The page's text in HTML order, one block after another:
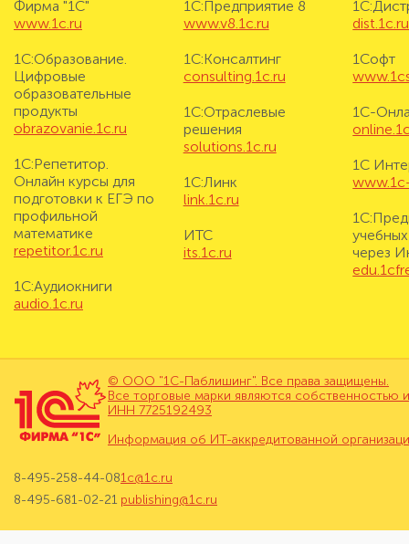
Фирма "1С"
www.1c.ru
1С:Образование.
Цифровые
образовательные
продукты
obrazovanie.1c.ru
1С:Репетитор.
Онлайн курсы для
подготовки к ЕГЭ по
профильной
математике
repetitor.1c.ru
1С:Аудиокниги
audio.1c.ru
1С:Предприятие 8
www.v8.1c.ru
1С:Консалтинг
consulting.1c.ru
1С:Отраслевые
решения
solutions.1c.ru
1С:Линк
link.1c.ru
ИТС
its.1c.ru
dist.1c.ru
1Софт
1С-
1С
через
© ООО "1С-Паблишинг". Все права защищены.
Все торговые марки являются собственностью
ИНН 7725192493
Информация об ИТ-аккредитованной
8-495-258-44-08
8-495-681-02-21
1c@1c.ru
publishing@1c.ru